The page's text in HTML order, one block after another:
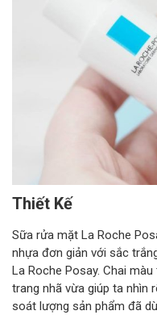
Thiết Kế
Sữa rửa mặt La Roche
nhựa đơn giản với sắc
La Roche Posay. Chai
trang nhã vừa giúp ta nhìn
soát lượng sản phẩm đã